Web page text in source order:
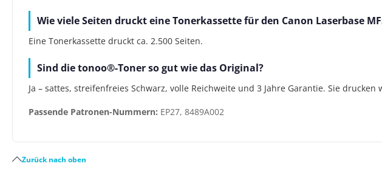
Wie viele Seiten druckt eine Tonerkassette für den Canon Laserbase
Eine Tonerkassette druckt ca. 2.500 Seiten.
Sind die tonoo®-Toner so gut wie das Original?
Ja – sattes, streifenfreies Schwarz, volle Reichweite und 3 Jahre Garantie. Sie
Passende Patronen-Nummern: EP27, 8489A002
Zurück nach oben